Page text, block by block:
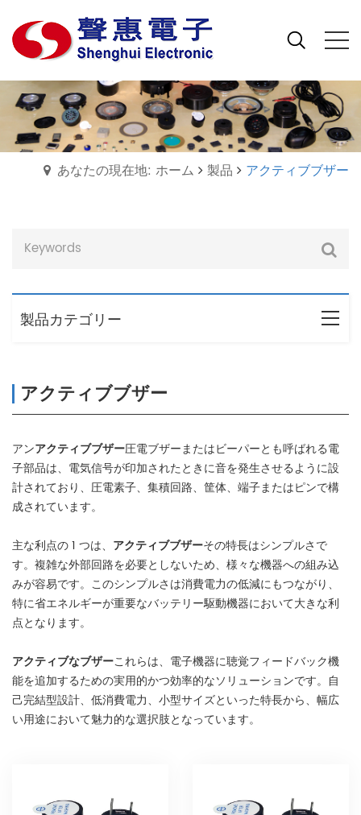
あなたの現在地: ホーム 製品 アクティブブザー
製品カテゴリー
アクティブブザー
アンアクティブブザー圧電ブザーまたはビーパーとも呼ばれる電
子部品は、電気信号が印加されたときに音を発生させるように設
計されており、圧電素子、集積回路、筐体、端子またはピンで構
成されています。
主な利点の 1 つは、 アクティブブザーその特長はシンプルさで
す。複雑な外部回路を必要としないため、様々な機器への組み込
みが容易です。このシンプルさは消費電力の低減にもつながり、
特に省エネルギーが重要なバッテリー駆動機器において大きな利
点となります。
アクティブなブザーこれらは、電子機器に聴覚フィードバック機
能を追加するための実用的かつ効率的なソリューションです。自
己完結型設計、低消費電力、小型サイズといった特長から、幅広
い用途において魅力的な選択肢となっています。